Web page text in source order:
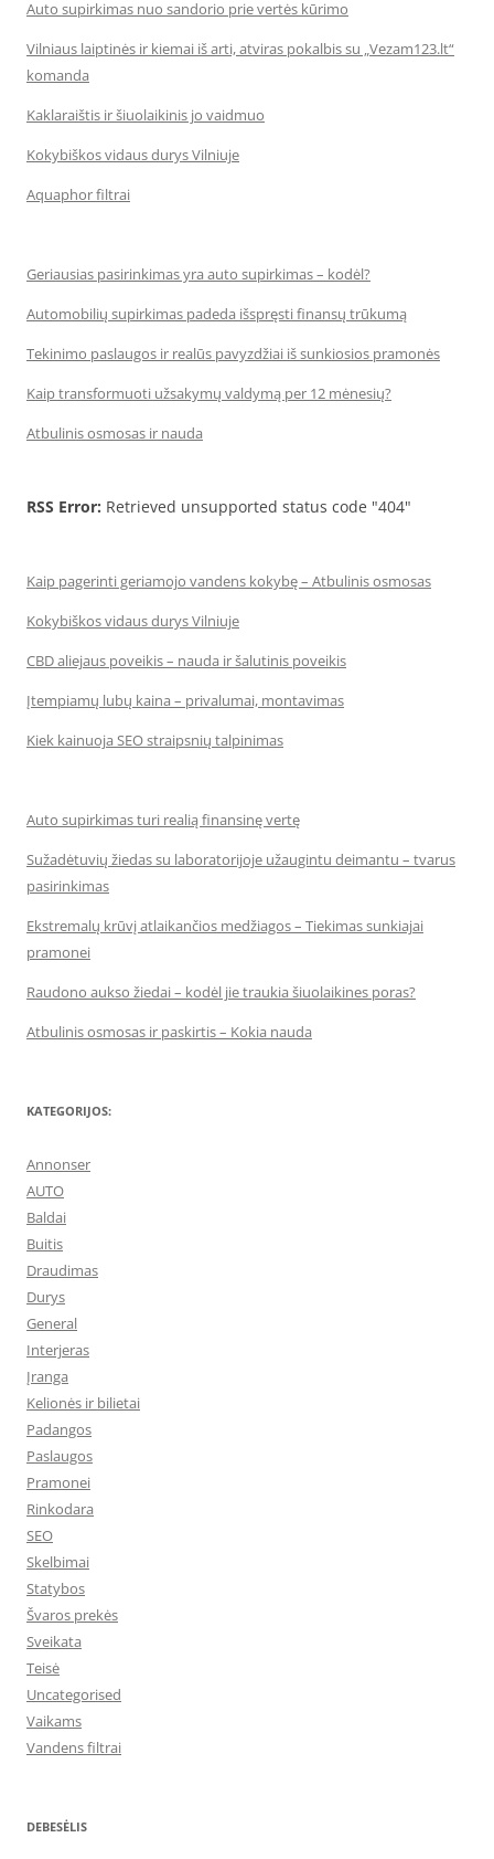
Auto supirkimas nuo sandorio prie vertės kūrimo
Vilniaus laiptinės ir kiemai iš arti, atviras pokalbis su „Vezam123.lt“
komanda
Kaklaraištis ir šiuolaikinis jo vaidmuo
Kokybiškos vidaus durys Vilniuje
Aquaphor filtrai
Geriausias pasirinkimas yra auto supirkimas – kodėl?
Automobilių supirkimas padeda išspręsti finansų trūkumą
Tekinimo paslaugos ir realūs pavyzdžiai iš sunkiosios pramonės
Kaip transformuoti užsakymų valdymą per 12 mėnesių?
Atbulinis osmosas ir nauda
RSS Error: Retrieved unsupported status code "404"
Kaip pagerinti geriamojo vandens kokybę – Atbulinis osmosas
Kokybiškos vidaus durys Vilniuje
CBD aliejaus poveikis – nauda ir šalutinis poveikis
Įtempiamų lubų kaina – privalumai, montavimas
Kiek kainuoja SEO straipsnių talpinimas
Auto supirkimas turi realią finansinę vertę
Sužadėtuvių žiedas su laboratorijoje užaugintu deimantu – tvarus
pasirinkimas
Ekstremalų krūvį atlaikančios medžiagos – Tiekimas sunkiajai
pramonei
Raudono aukso žiedai – kodėl jie traukia šiuolaikines poras?
Atbulinis osmosas ir paskirtis – Kokia nauda
KATEGORIJOS:
Annonser
AUTO
Baldai
Buitis
Draudimas
Durys
General
Interjeras
Įranga
Kelionės ir bilietai
Padangos
Paslaugos
Pramonei
Rinkodara
SEO
Skelbimai
Statybos
Švaros prekės
Sveikata
Teisė
Uncategorised
Vaikams
Vandens filtrai
DEBESĖLIS